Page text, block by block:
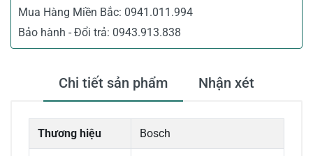
Mua Hàng Miền Bắc: 0941.011.994
Bảo hành - Đổi trả: 0943.913.838
Chi tiết sản phẩm Nhận xét
Thương hiệu Bosch